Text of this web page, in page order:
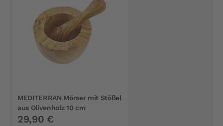
MEDITERRAN Mörser mit Stößel
aus Olivenholz 10 cm
29,90 €